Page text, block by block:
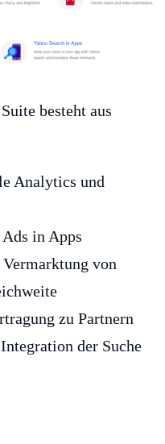
besteht aus
Analytics und
Ads in Apps
Vermarktung von
zu Partnern
Integration der Suche